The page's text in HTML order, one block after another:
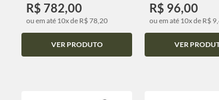
R$ 782,00
ou em até 10x de R$ 78,20
VER PRODUTO
R$ 96,00
ou em até 10x de R$
VER